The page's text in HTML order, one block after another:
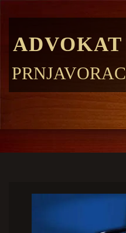
ADVOKAT
PRNJAVORAC